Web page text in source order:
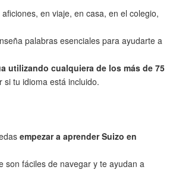
aficiones, en viaje, en casa, en el colegio,
palabras esenciales para ayudarte a
utilizando cualquiera de los más de 75
si tu idioma está incluido.
empezar a aprender Suizo en
son fáciles de navegar y te ayudan a